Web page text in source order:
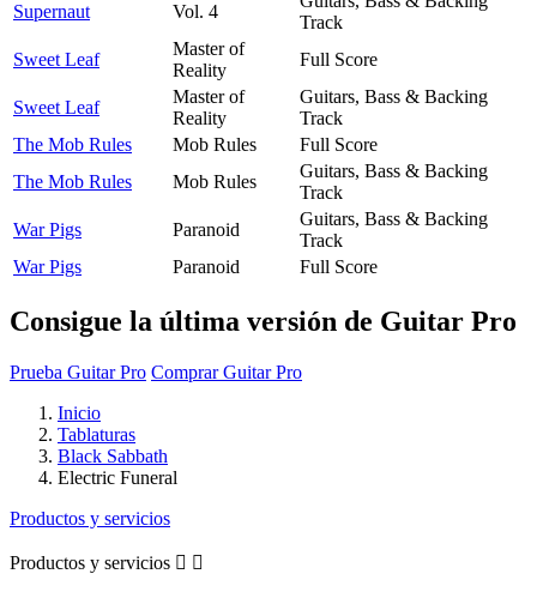
Supernaut
Vol. 4
Track
Sweet Leaf
Master of
Reality
Full Score
Sweet Leaf
Master of
Reality
Guitars, Bass & Backing
Track
The Mob Rules
Mob Rules
Full Score
The Mob Rules
Mob Rules
Guitars, Bass & Backing
Track
War Pigs
Paranoid
Guitars, Bass & Backing
Track
War Pigs
Paranoid Full Score
Consigue la última versión de Guitar Pro
Prueba Guitar Pro Comprar Guitar Pro
Inicio
Tablaturas
Black Sabbath
Electric Funeral
Productos y servicios
Productos y servicios  